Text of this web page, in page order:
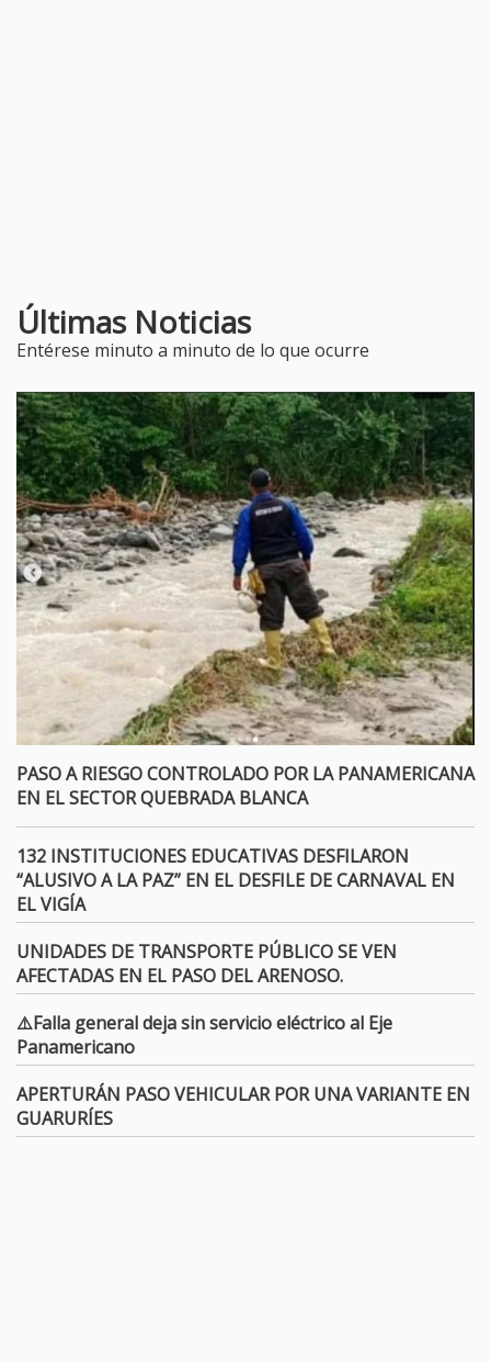
Últimas Noticias
Entérese minuto a minuto de lo que ocurre
PASO A RIESGO CONTROLADO POR LA PANAMERICANA
EN EL SECTOR QUEBRADA BLANCA
132 INSTITUCIONES EDUCATIVAS DESFILARON
“ALUSIVO A LA PAZ” EN EL DESFILE DE CARNAVAL EN
EL VIGÍA
UNIDADES DE TRANSPORTE PÚBLICO SE VEN
AFECTADAS EN EL PASO DEL ARENOSO.
⚠️Falla general deja sin servicio eléctrico al Eje
Panamericano
APERTURÁN PASO VEHICULAR POR UNA VARIANTE EN
GUARURÍES